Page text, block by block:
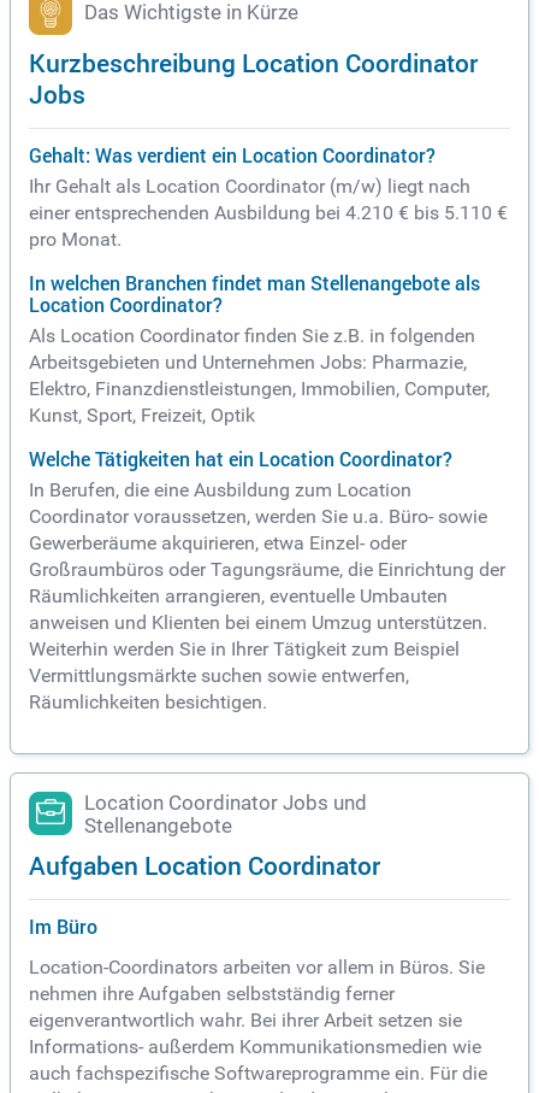
Das Wichtigste in Kürze
Kurzbeschreibung Location Coordinator
Jobs
Gehalt: Was verdient ein Location Coordinator?
Ihr Gehalt als Location Coordinator (m/w) liegt nach
einer entsprechenden Ausbildung bei 4.210 € bis 5.110 €
pro Monat.
In welchen Branchen findet man Stellenangebote als
Location Coordinator?
Als Location Coordinator finden Sie z.B. in folgenden
Arbeitsgebieten und Unternehmen Jobs: Pharmazie,
Elektro, Finanzdienstleistungen, Immobilien, Computer,
Kunst, Sport, Freizeit, Optik
Welche Tätigkeiten hat ein Location Coordinator?
In Berufen, die eine Ausbildung zum Location
Coordinator voraussetzen, werden Sie u.a. Büro- sowie
Gewerberäume akquirieren, etwa Einzel- oder
Großraumbüros oder Tagungsräume, die Einrichtung der
Räumlichkeiten arrangieren, eventuelle Umbauten
anweisen und Klienten bei einem Umzug unterstützen.
Weiterhin werden Sie in Ihrer Tätigkeit zum Beispiel
Vermittlungsmärkte suchen sowie entwerfen,
Räumlichkeiten besichtigen.
Location Coordinator Jobs und
Stellenangebote
Aufgaben Location Coordinator
Im Büro
Location-Coordinators arbeiten vor allem in Büros. Sie
nehmen ihre Aufgaben selbstständig ferner
eigenverantwortlich wahr. Bei ihrer Arbeit setzen sie
Informations- außerdem Kommunikationsmedien wie
auch fachspezifische Softwareprogramme ein. Für die